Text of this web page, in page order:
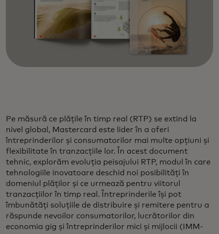
Pe măsură ce plățile în timp real (RTP) se extind la
nivel global, Mastercard este lider în a oferi
întreprinderilor și consumatorilor mai multe opțiuni și
flexibilitate în tranzacțiile lor. În acest document
tehnic, explorăm evoluția peisajului RTP, modul în care
tehnologiile inovatoare deschid noi posibilități în
domeniul plăților și ce urmează pentru viitorul
tranzacțiilor în timp real. Întreprinderile își pot
îmbunătăți soluțiile de distribuire și remitere pentru a
răspunde nevoilor consumatorilor, lucrătorilor din
economia gig și întreprinderilor mici și mijlocii (IMM-